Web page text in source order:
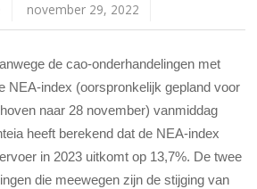
november 29, 2022
de cao-onderhandelingen met
NEA-index (oorspronkelijk gepland voor
naar 28 november) vanmiddag
heeft berekend dat de NEA-index
in 2023 uitkomt op 13,7%. De twee
die meewegen zijn de stijging van